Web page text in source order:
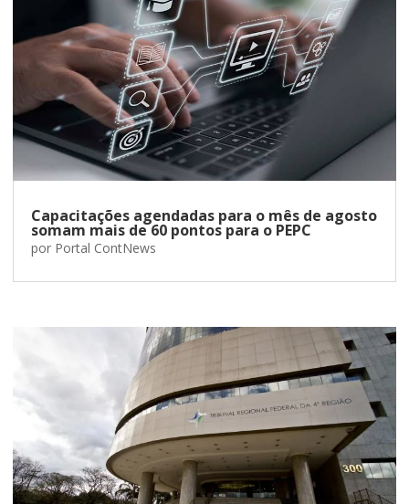
Capacitações agendadas para o mês de agosto
somam mais de 60 pontos para o PEPC
por Portal ContNews